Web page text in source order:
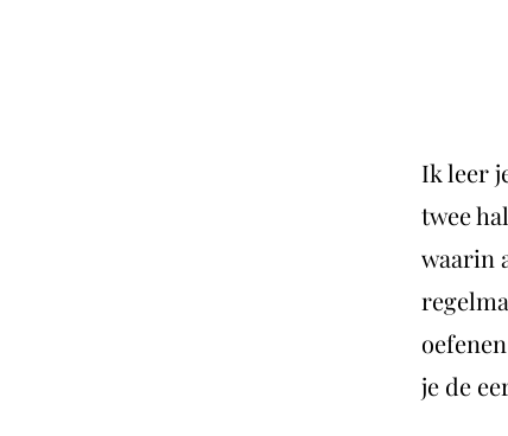
Ik leer
twee
waarin
je de